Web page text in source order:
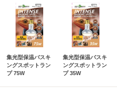
集光型保温バスキ
ングスポットラン
プ 75W
集光型保温バスキ
ングスポットラン
プ 35W